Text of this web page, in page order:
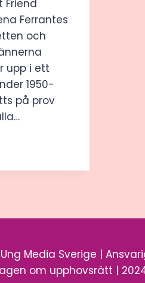
Friend
Ferrantes
och
upp i ett
1950-
på prov
Media Sverige |
om upphovsrätt |